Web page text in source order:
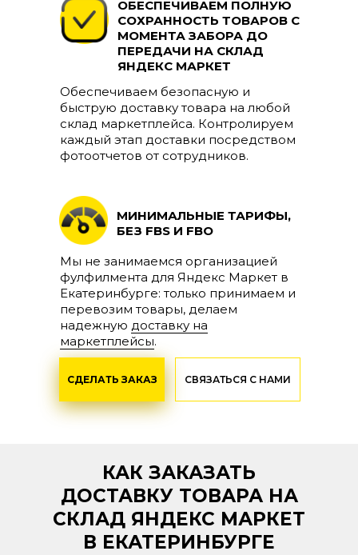
СДЕЛАТЬ ЗАКАЗ СВЯЗАТЬСЯ С НАМИ
ОБЕСПЕЧИВАЕМ ПОЛНУЮ
СОХРАННОСТЬ ТОВАРОВ С
МОМЕНТА ЗАБОРА ДО
ПЕРЕДАЧИ НА СКЛАД
ЯНДЕКС МАРКЕТ
Обеспечиваем безопасную и
быструю доставку товара на любой
склад маркетплейса. Контролируем
каждый этап доставки посредством
фотоотчетов от сотрудников.
МИНИМАЛЬНЫЕ ТАРИФЫ,
БЕЗ FBS И FBO
Мы не занимаемся организацией
фулфилмента для Яндекс Маркет в
Екатеринбурге: только принимаем и
перевозим товары, делаем
надежную доставку на
маркетплейсы.
КАК ЗАКАЗАТЬ
ДОСТАВКУ ТОВАРА НА
СКЛАД ЯНДЕКС МАРКЕТ
В ЕКАТЕРИНБУРГЕ